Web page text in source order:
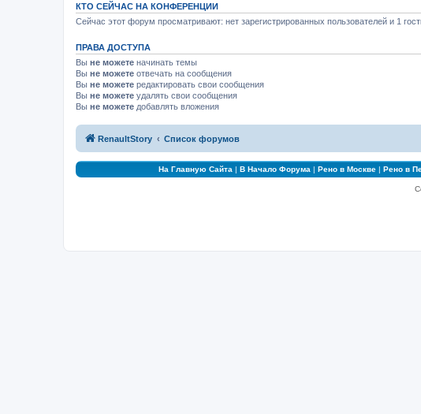
КТО СЕЙЧАС НА КОНФЕРЕНЦИИ
Сейчас этот форум просматривают: нет зарегистрированных пользователей и 1
ПРАВА ДОСТУПА
Вы не можете начинать темы
Вы не можете отвечать на сообщения
Вы не можете редактировать свои сообщения
Вы не можете удалять свои сообщения
Вы не можете добавлять вложения
RenaultStory Список форумов
На Главную Сайта | В Начало Форума | Рено в Москве| Рено в